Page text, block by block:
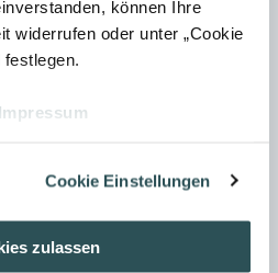
können Ihre
widerrufen oder unter „Cookie
Impressum
Cookie Einstellungen
zulassen
kothes Newsletter und Sie